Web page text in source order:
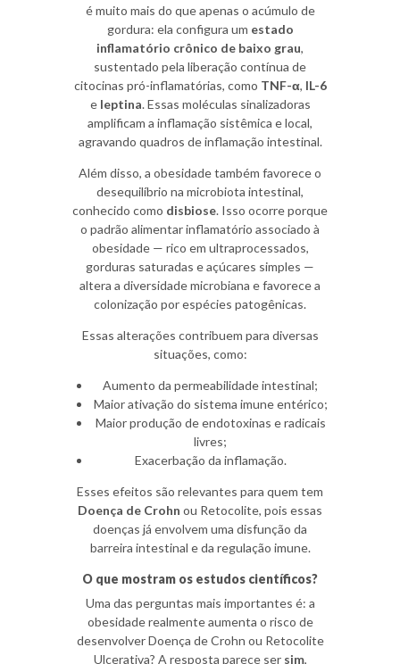
é muito mais do que apenas o acúmulo de
gordura: ela configura um estado
inflamatório crônico de baixo grau,
sustentado pela liberação contínua de
citocinas pró-inflamatórias, como TNF-α, IL-6
e leptina. Essas moléculas sinalizadoras
amplificam a inflamação sistêmica e local,
agravando quadros de inflamação intestinal.
Além disso, a obesidade também favorece o
desequilíbrio na microbiota intestinal,
conhecido como disbiose. Isso ocorre porque
o padrão alimentar inflamatório associado à
obesidade — rico em ultraprocessados,
gorduras saturadas e açúcares simples —
altera a diversidade microbiana e favorece a
colonização por espécies patogênicas.
Essas alterações contribuem para diversas
situações, como:
Aumento da permeabilidade intestinal;
Maior ativação do sistema imune entérico;
Maior produção de endotoxinas e radicais
livres;
Exacerbação da inflamação.
Esses efeitos são relevantes para quem tem
Doença de Crohn ou Retocolite, pois essas
doenças já envolvem uma disfunção da
barreira intestinal e da regulação imune.
O que mostram os estudos científicos?
Uma das perguntas mais importantes é: a
obesidade realmente aumenta o risco de
desenvolver Doença de Crohn ou Retocolite
Ulcerativa? A resposta parece ser sim,